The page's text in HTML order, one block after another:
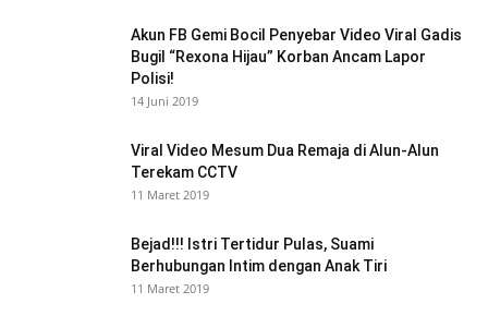
Akun FB Gemi Bocil Penyebar Video Viral Gadis
Bugil “Rexona Hijau” Korban Ancam Lapor
Polisi!
14 Juni 2019
Viral Video Mesum Dua Remaja di Alun-Alun
Terekam CCTV
11 Maret 2019
Bejad!!! Istri Tertidur Pulas, Suami
Berhubungan Intim dengan Anak Tiri
11 Maret 2019